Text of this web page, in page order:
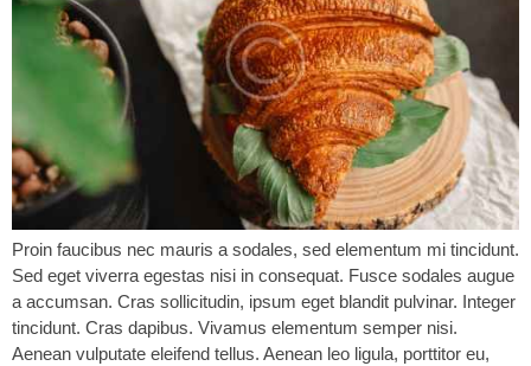
Proin faucibus nec mauris a sodales, sed elementum mi tincidunt.
Sed eget viverra egestas nisi in consequat. Fusce sodales augue
a accumsan. Cras sollicitudin, ipsum eget blandit pulvinar. Integer
tincidunt. Cras dapibus. Vivamus elementum semper nisi.
Aenean vulputate eleifend tellus. Aenean leo ligula, porttitor eu,